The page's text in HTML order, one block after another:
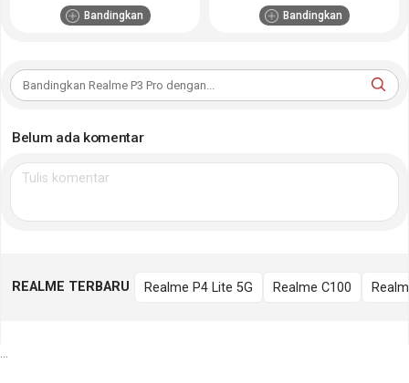
Bandingkan Bandingkan
Belum ada komentar
REALME TERBARU Realme P4 Lite 5G Realme C100